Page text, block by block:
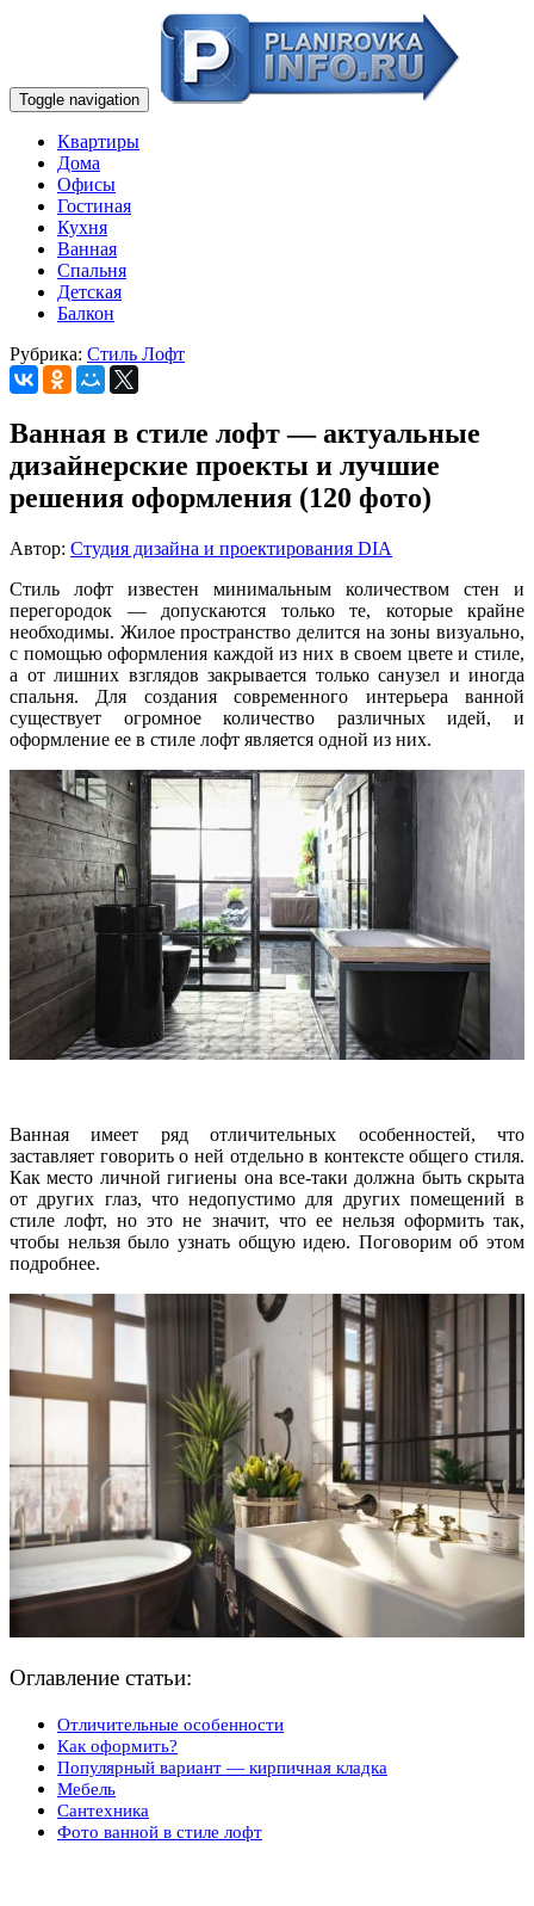
Toggle navigation
Квартиры
Дома
Офисы
Гостиная
Кухня
Ванная
Спальня
Детская
Балкон
Рубрика: Стиль Лофт
Ванная в стиле лофт — актуальные
дизайнерские проекты и лучшие
решения оформления (120 фото)
Автор: Студия дизайна и проектирования DIA
Стиль лофт известен минимальным количеством стен и
перегородок — допускаются только те, которые крайне
необходимы. Жилое пространство делится на зоны визуально,
с помощью оформления каждой из них в своем цвете и стиле,
а от лишних взглядов закрывается только санузел и иногда
спальня. Для создания современного интерьера ванной
существует огромное количество различных идей, и
оформление ее в стиле лофт является одной из них.
Ванная имеет ряд отличительных особенностей, что
заставляет говорить о ней отдельно в контексте общего стиля.
Как место личной гигиены она все-таки должна быть скрыта
от других глаз, что недопустимо для других помещений в
стиле лофт, но это не значит, что ее нельзя оформить так,
чтобы нельзя было узнать общую идею. Поговорим об этом
подробнее.
Оглавление статьи:
Отличительные особенности
Как оформить?
Популярный вариант — кирпичная кладка
Мебель
Сантехника
Фото ванной в стиле лофт